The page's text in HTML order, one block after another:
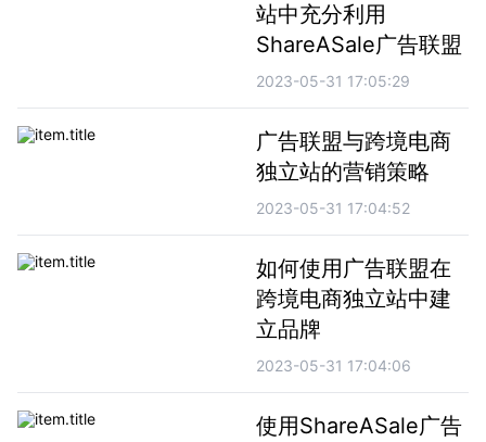
站中充分利用
ShareASale广告联盟
2023-05-31 17:05:29
广告联盟与跨境电商
独立站的营销策略
2023-05-31 17:04:52
如何使用广告联盟在
跨境电商独立站中建
立品牌
2023-05-31 17:04:06
使用ShareASale广告